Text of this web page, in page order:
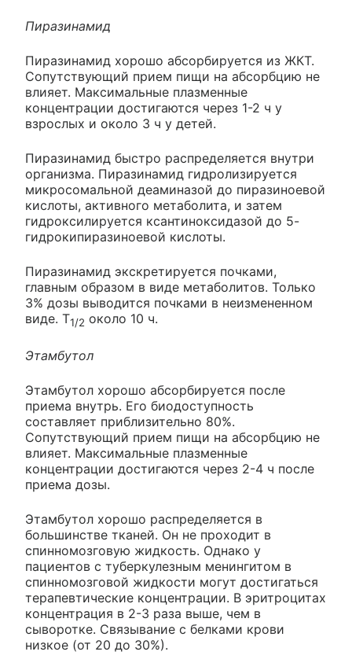
Пиразинамид
Пиразинамид хорошо абсорбируется из ЖКТ.
Сопутствующий прием пищи на абсорбцию не
влияет. Максимальные плазменные
концентрации достигаются через 1-2 ч у
взрослых и около 3 ч у детей.
Пиразинамид быстро распределяется внутри
организма. Пиразинамид гидролизируется
микросомальной деаминазой до пиразиноевой
кислоты, активного метаболита, и затем
гидроксилируется ксантиноксидазой до 5-
гидрокипиразиноевой кислоты.
Пиразинамид экскретируется почками,
главным образом в виде метаболитов. Только
3% дозы выводится почками в неизмененном
виде. T1/2 около 10 ч.
Этамбутол
Этамбутол хорошо абсорбируется после
приема внутрь. Его биодоступность
составляет приблизительно 80%.
Сопутствующий прием пищи на абсорбцию не
влияет. Максимальные плазменные
концентрации достигаются через 2-4 ч после
приема дозы.
Этамбутол хорошо распределяется в
большинстве тканей. Он не проходит в
спинномозговую жидкость. Однако у
пациентов с туберкулезным менингитом в
спинномозговой жидкости могут достигаться
терапевтические концентрации. В эритроцитах
концентрация в 2-3 раза выше, чем в
сыворотке. Связывание с белками крови
низкое (от 20 до 30%).